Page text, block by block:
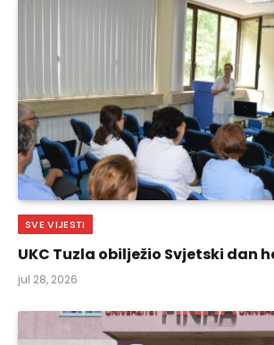
SVE VIJESTI
UKC Tuzla obilježio Svjetski dan
jul 28, 2026